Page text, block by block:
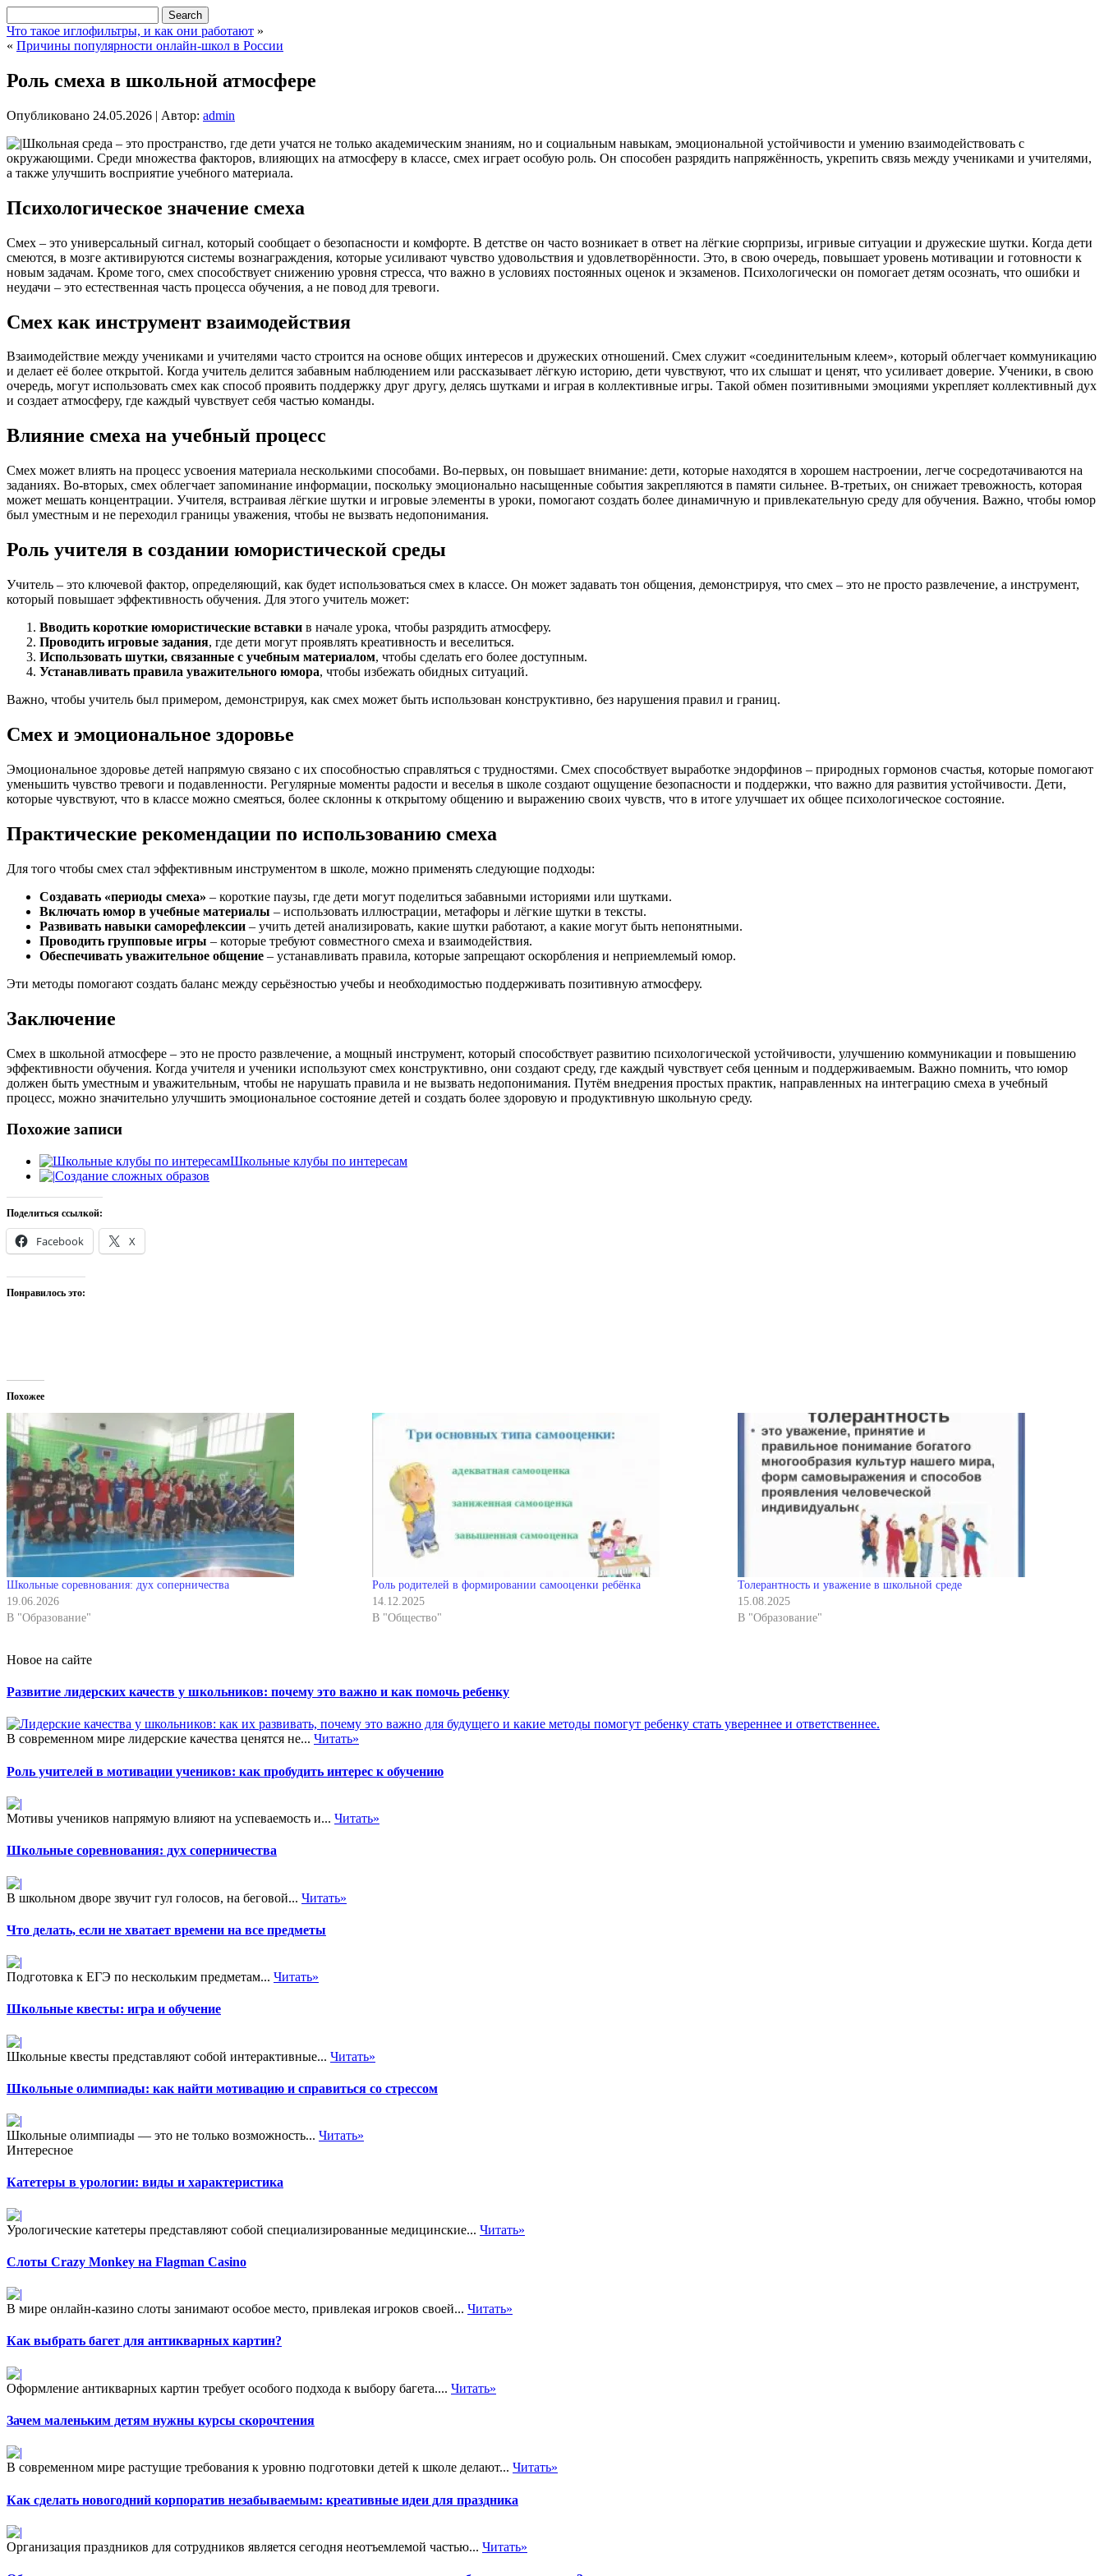
Что такое иглофильтры, и как они работают »
« Причины популярности онлайн-школ в России
Роль смеха в школьной атмосфере
Опубликовано 24.05.2026 | Автор: admin
Школьная среда – это пространство, где дети учатся не только академическим знаниям, но и социальным навыкам, эмоциональной устойчивости и умению взаимодействовать с
окружающими. Среди множества факторов, влияющих на атмосферу в классе, смех играет особую роль. Он способен разрядить напряжённость, укрепить связь между учениками и учителями,
а также улучшить восприятие учебного материала.
Психологическое значение смеха
Смех – это универсальный сигнал, который сообщает о безопасности и комфорте. В детстве он часто возникает в ответ на лёгкие сюрпризы, игривые ситуации и дружеские шутки. Когда дети
смеются, в мозге активируются системы вознаграждения, которые усиливают чувство удовольствия и удовлетворённости. Это, в свою очередь, повышает уровень мотивации и готовности к
новым задачам. Кроме того, смех способствует снижению уровня стресса, что важно в условиях постоянных оценок и экзаменов. Психологически он помогает детям осознать, что ошибки и
неудачи – это естественная часть процесса обучения, а не повод для тревоги.
Смех как инструмент взаимодействия
Взаимодействие между учениками и учителями часто строится на основе общих интересов и дружеских отношений. Смех служит «соединительным клеем», который облегчает коммуникацию
и делает её более открытой. Когда учитель делится забавным наблюдением или рассказывает лёгкую историю, дети чувствуют, что их слышат и ценят, что усиливает доверие. Ученики, в свою
очередь, могут использовать смех как способ проявить поддержку друг другу, делясь шутками и играя в коллективные игры. Такой обмен позитивными эмоциями укрепляет коллективный дух
и создает атмосферу, где каждый чувствует себя частью команды.
Влияние смеха на учебный процесс
Смех может влиять на процесс усвоения материала несколькими способами. Во-первых, он повышает внимание: дети, которые находятся в хорошем настроении, легче сосредотачиваются на
заданиях. Во-вторых, смех облегчает запоминание информации, поскольку эмоционально насыщенные события закрепляются в памяти сильнее. В-третьих, он снижает тревожность, которая
может мешать концентрации. Учителя, встраивая лёгкие шутки и игровые элементы в уроки, помогают создать более динамичную и привлекательную среду для обучения. Важно, чтобы юмор
был уместным и не переходил границы уважения, чтобы не вызвать недопонимания.
Роль учителя в создании юмористической среды
Учитель – это ключевой фактор, определяющий, как будет использоваться смех в классе. Он может задавать тон общения, демонстрируя, что смех – это не просто развлечение, а инструмент,
который повышает эффективность обучения. Для этого учитель может:
Вводить короткие юмористические вставки в начале урока, чтобы разрядить атмосферу.
Проводить игровые задания, где дети могут проявлять креативность и веселиться.
Использовать шутки, связанные с учебным материалом, чтобы сделать его более доступным.
Устанавливать правила уважительного юмора, чтобы избежать обидных ситуаций.
Важно, чтобы учитель был примером, демонстрируя, как смех может быть использован конструктивно, без нарушения правил и границ.
Смех и эмоциональное здоровье
Эмоциональное здоровье детей напрямую связано с их способностью справляться с трудностями. Смех способствует выработке эндорфинов – природных гормонов счастья, которые помогают
уменьшить чувство тревоги и подавленности. Регулярные моменты радости и веселья в школе создают ощущение безопасности и поддержки, что важно для развития устойчивости. Дети,
которые чувствуют, что в классе можно смеяться, более склонны к открытому общению и выражению своих чувств, что в итоге улучшает их общее психологическое состояние.
Практические рекомендации по использованию смеха
Для того чтобы смех стал эффективным инструментом в школе, можно применять следующие подходы:
Создавать «периоды смеха» – короткие паузы, где дети могут поделиться забавными историями или шутками.
Включать юмор в учебные материалы – использовать иллюстрации, метафоры и лёгкие шутки в тексты.
Развивать навыки саморефлексии – учить детей анализировать, какие шутки работают, а какие могут быть непонятными.
Проводить групповые игры – которые требуют совместного смеха и взаимодействия.
Обеспечивать уважительное общение – устанавливать правила, которые запрещают оскорбления и неприемлемый юмор.
Эти методы помогают создать баланс между серьёзностью учебы и необходимостью поддерживать позитивную атмосферу.
Заключение
Смех в школьной атмосфере – это не просто развлечение, а мощный инструмент, который способствует развитию психологической устойчивости, улучшению коммуникации и повышению
эффективности обучения. Когда учителя и ученики используют смех конструктивно, они создают среду, где каждый чувствует себя ценным и поддерживаемым. Важно помнить, что юмор
должен быть уместным и уважительным, чтобы не нарушать правила и не вызвать недопонимания. Путём внедрения простых практик, направленных на интеграцию смеха в учебный
процесс, можно значительно улучшить эмоциональное состояние детей и создать более здоровую и продуктивную школьную среду.
Похожие записи
Школьные клубы по интересам
Создание сложных образов
Поделиться ссылкой:
Facebook X
Понравилось это:
Похожее
Школьные соревнования: дух соперничества
19.06.2026
В "Образование"
Роль родителей в формировании самооценки ребёнка
14.12.2025
В "Общество"
Толерантность и уважение в школьной среде
15.08.2025
В "Образование"
Новое на сайте
Развитие лидерских качеств у школьников: почему это важно и как помочь ребенку
В современном мире лидерские качества ценятся не... Читать»
Роль учителей в мотивации учеников: как пробудить интерес к обучению
Мотивы учеников напрямую влияют на успеваемость и... Читать»
Школьные соревнования: дух соперничества
В школьном дворе звучит гул голосов, на беговой... Читать»
Что делать, если не хватает времени на все предметы
Подготовка к ЕГЭ по нескольким предметам... Читать»
Школьные квесты: игра и обучение
Школьные квесты представляют собой интерактивные... Читать»
Школьные олимпиады: как найти мотивацию и справиться со стрессом
Школьные олимпиады — это не только возможность... Читать»
Интересное
Катетеры в урологии: виды и характеристика
Урологические катетеры представляют собой специализированные медицинские... Читать»
Слоты Crazy Monkey на Flagman Casino
В мире онлайн-казино слоты занимают особое место, привлекая игроков своей... Читать»
Как выбрать багет для антикварных картин?
Оформление антикварных картин требует особого подхода к выбору багета.... Читать»
Зачем маленьким детям нужны курсы скорочтения
В современном мире растущие требования к уровню подготовки детей к школе делают... Читать»
Как сделать новогодний корпоратив незабываемым: креативные идеи для праздника
Организация праздников для сотрудников является сегодня неотъемлемой частью... Читать»